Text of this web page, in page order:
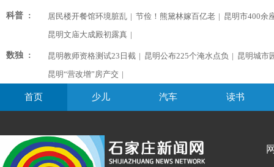
科普 : 居民楼开餐馆环境脏乱 | 节俭！熊黛林嫁百亿老 | 昆明市400余
昆明文庙大成殿初露真 |
数独 : 昆明教师资格测试23日截 | 昆明公布225个淹水点负 | 昆明城市
昆明“营改增”房产交 |
首页 少儿 汽车 读书